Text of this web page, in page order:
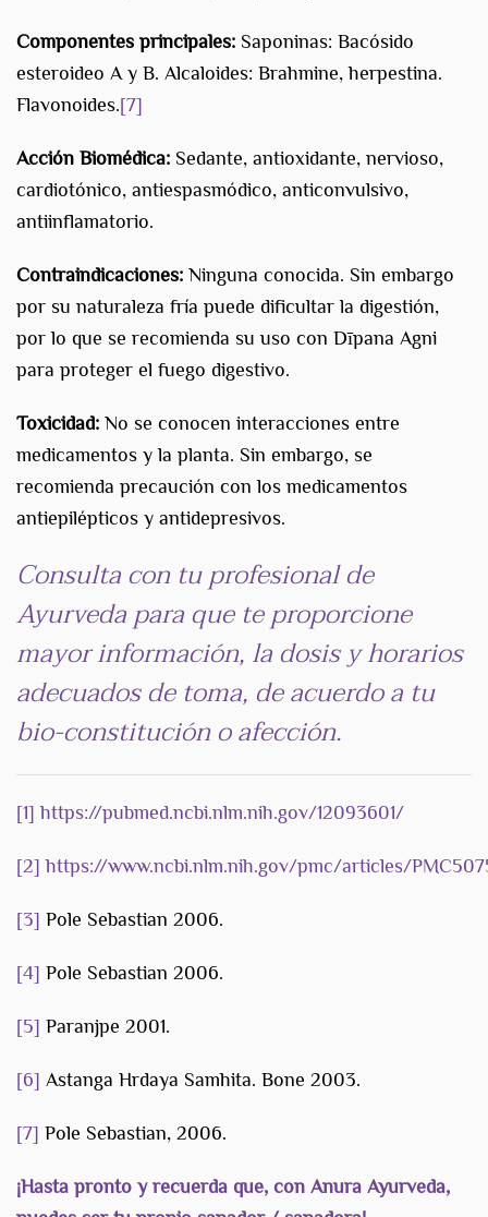
Componentes principales: Saponinas: Bacósido
esteroideo A y B. Alcaloides: Brahmine, herpestina.
Flavonoides.[7]
Acción Biomédica: Sedante, antioxidante, nervioso,
cardiotónico, antiespasmódico, anticonvulsivo,
antiinflamatorio.
Contraindicaciones: Ninguna conocida. Sin embargo
por su naturaleza fría puede dificultar la digestión,
por lo que se recomienda su uso con Dīpana Agni
para proteger el fuego digestivo.
Toxicidad: No se conocen interacciones entre
medicamentos y la planta. Sin embargo, se
recomienda precaución con los medicamentos
antiepilépticos y antidepresivos.
Consulta con tu profesional de
Ayurveda para que te proporcione
mayor información, la dosis y horarios
adecuados de toma, de acuerdo a tu
bio-constitución o afección.
[1] https://pubmed.ncbi.nlm.nih.gov/12093601/
[2] https://www.ncbi.nlm.nih.gov/pmc/articles/
[3] Pole Sebastian 2006.
[4] Pole Sebastian 2006.
[5] Paranjpe 2001.
[6] Astanga Hrdaya Samhita. Bone 2003.
[7] Pole Sebastian, 2006.
¡Hasta pronto y recuerda que, con Anura Ayurveda,